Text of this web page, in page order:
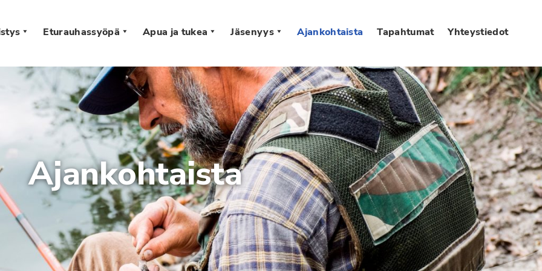
Eturauhassyöpä Apua ja tukea Jäsenyys Ajankohtaista Tapahtumat Yhteystiedot
Ajankohtaista